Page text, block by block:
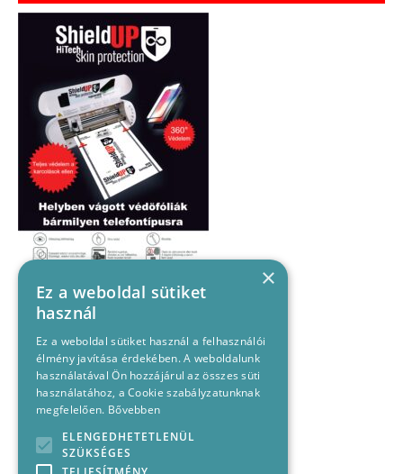
×
Ez a weboldal sütiket
használ
Ez a weboldal sütiket használ a felhasználói
élmény javítása érdekében. A weboldalunk
használatával Ön hozzájárul az összes süti
használatához, a Cookie szabályzatunknak
megfelelően. Bővebben
ELENGEDHETETLENÜL
SZÜKSÉGES